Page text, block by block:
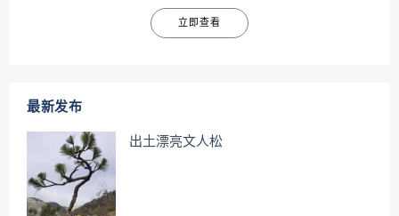
立即查看
最新发布
出土漂亮文人松